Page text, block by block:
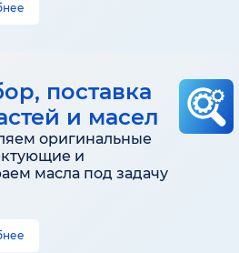
поставка
и масел
оригинальные
и
масла под задачу